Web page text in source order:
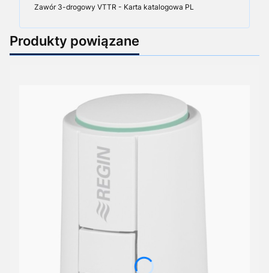
Zawór 3-drogowy VTTR - Karta katalogowa PL
Produkty powiązane